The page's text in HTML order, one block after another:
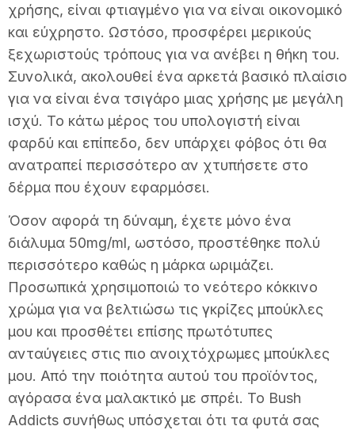
χρήσης, είναι φτιαγμένο για να είναι οικονομικό
και εύχρηστο. Ωστόσο, προσφέρει μερικούς
ξεχωριστούς τρόπους για να ανέβει η θήκη του.
Συνολικά, ακολουθεί ένα αρκετά βασικό πλαίσιο
για να είναι ένα τσιγάρο μιας χρήσης με μεγάλη
ισχύ. Το κάτω μέρος του υπολογιστή είναι
φαρδύ και επίπεδο, δεν υπάρχει φόβος ότι θα
ανατραπεί περισσότερο αν χτυπήσετε στο
δέρμα που έχουν εφαρμόσει.
Όσον αφορά τη δύναμη, έχετε μόνο ένα
διάλυμα 50mg/ml, ωστόσο, προστέθηκε πολύ
περισσότερο καθώς η μάρκα ωριμάζει.
Προσωπικά χρησιμοποιώ το νεότερο κόκκινο
χρώμα για να βελτιώσω τις γκρίζες μπούκλες
μου και προσθέτει επίσης πρωτότυπες
ανταύγειες στις πιο ανοιχτόχρωμες μπούκλες
μου. Από την ποιότητα αυτού του προϊόντος,
αγόρασα ένα μαλακτικό με σπρέι. Το Bush
Addicts συνήθως υπόσχεται ότι τα φυτά σας